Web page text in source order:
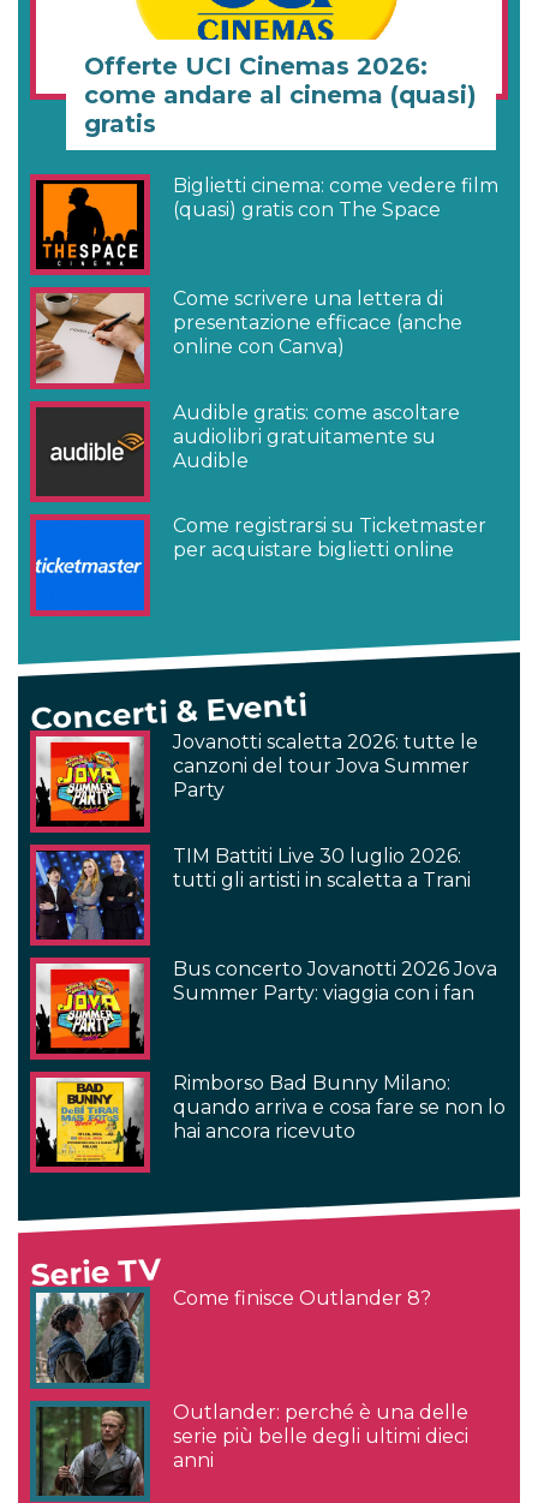
Offerte UCI Cinemas 2026:
come andare al cinema (quasi)
gratis
Biglietti cinema: come vedere film
(quasi) gratis con The Space
Come scrivere una lettera di
presentazione efficace (anche
online con Canva)
Audible gratis: come ascoltare
audiolibri gratuitamente su
Audible
Come registrarsi su Ticketmaster
per acquistare biglietti online
Concerti & Eventi
Jovanotti scaletta 2026: tutte le
canzoni del tour Jova Summer
Party
TIM Battiti Live 30 luglio 2026:
tutti gli artisti in scaletta a Trani
Bus concerto Jovanotti 2026 Jova
Summer Party: viaggia con i fan
Rimborso Bad Bunny Milano:
quando arriva e cosa fare se non lo
hai ancora ricevuto
Serie TV
Come finisce Outlander 8?
Outlander: perché è una delle
serie più belle degli ultimi dieci
anni